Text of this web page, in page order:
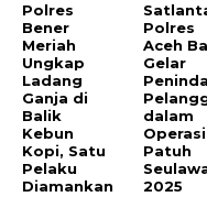
Polres
Bener
Meriah
Ungkap
Ladang
Ganja di
Balik
Kebun
Kopi, Satu
Pelaku
Diamankan
Polres
Aceh
Gelar
dalam
Operasi
Patuh
2025